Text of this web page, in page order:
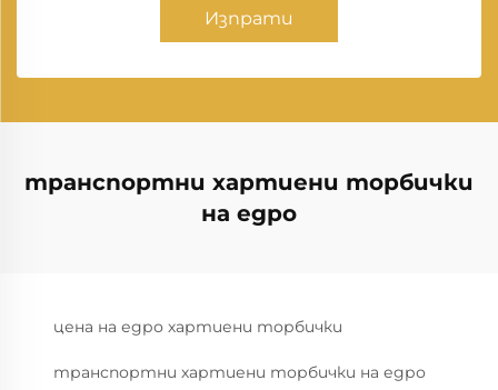
Изпрати
транспортни хартиени торбички
на едро
цена на едро хартиени торбички
транспортни хартиени торбички на едро